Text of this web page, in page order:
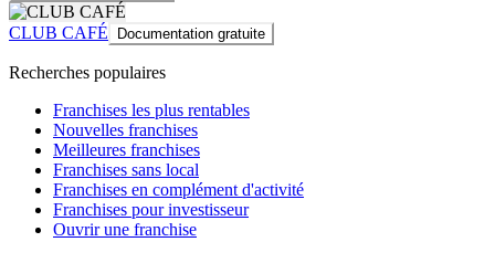
CLUB CAFÉ Documentation gratuite
Recherches populaires
Franchises les plus rentables
Nouvelles franchises
Meilleures franchises
Franchises sans local
Franchises en complément d'activité
Franchises pour investisseur
Ouvrir une franchise